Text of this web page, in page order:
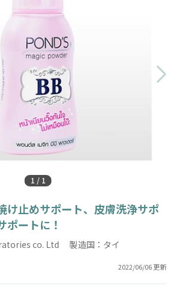
1 / 1
け止めサポート、皮膚洗浄サポ
ポートに！
co. Ltd 製造国：タイ
2022/06/06 更新